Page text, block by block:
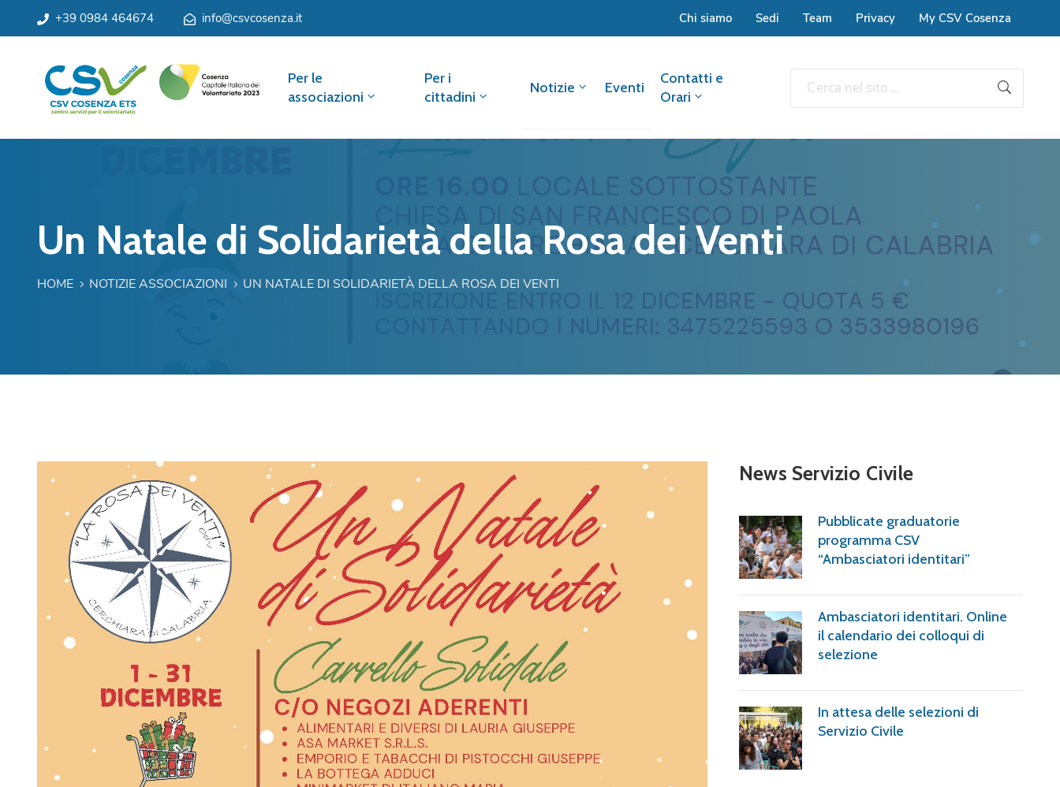
+39 0984 464674 info@csvcosenza.it Chi siamo Sedi Team Privacy My CSV Cosenza
Per le
associazioni
Per i
cittadini
Notizie Eventi
Contatti e
Orari
Un Natale di Solidarietà della Rosa dei Venti
HOME NOTIZIE ASSOCIAZIONI UN NATALE DI SOLIDARIETÀ DELLA ROSA DEI VENTI
News Servizio Civile
Pubblicate graduatorie
programma CSV
“Ambasciatori identitari”
Ambasciatori identitari. Online
il calendario dei colloqui di
selezione
In attesa delle selezioni di
Servizio Civile